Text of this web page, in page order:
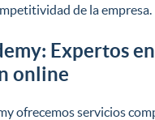
de la empresa.
Expertos en
online
ofrecemos servicios